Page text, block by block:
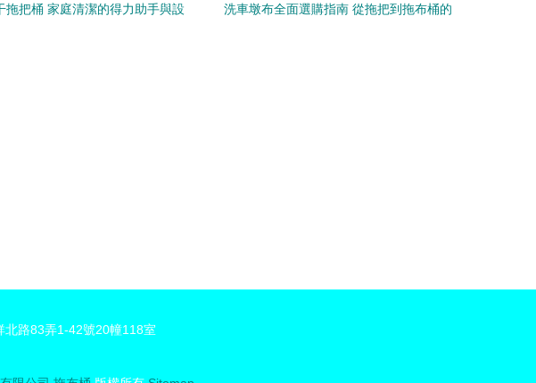
拖把桶 家庭清潔的得力助手與設
洗車墩布全面選購指南 從拖把到拖布桶的
北路83弄1-42號20幢118室